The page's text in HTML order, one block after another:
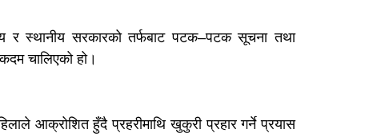
र स्थानीय सरकारको तर्फबाट पटक–पटक सूचना तथा
चालिएको हो।
आक्रोशित हुँदै प्रहरीमाथि खुकुरी प्रहार गर्ने प्रयास